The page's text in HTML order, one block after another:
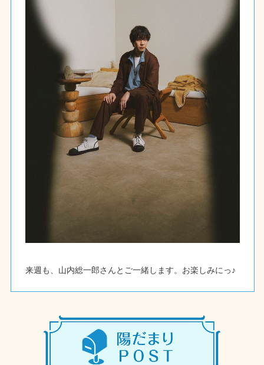
来週も、山内総一郎さんとご一緒します。お楽しみにっ♪